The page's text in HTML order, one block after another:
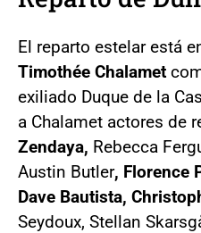
El reparto estelar está
Timothée Chalamet
exiliado Duque de la
a Chalamet actores de
Zendaya, Rebecca
Austin Butler, Florence
Dave Bautista,
Seydoux, Stellan